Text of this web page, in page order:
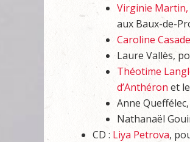
Virginie Martin,
aux Baux-de-
Caroline
Laure Vallès,
Théotime
d’Anthéronet
Anne
Nathanaël
CD : Liya Petrova,